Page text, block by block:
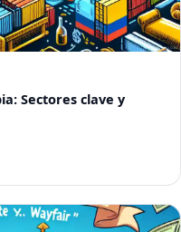
Sectores clave y